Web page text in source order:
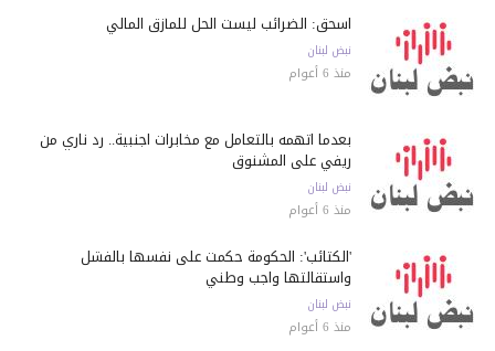
اسحق: الضرائب ليست الحل للمأزق المالي
نبض لبنان
منذ 6 أعوام
بعدما اتهمه بالتعامل مع مخابرات اجنبية.. رد ناري من
ريفي على المشنوق
نبض لبنان
منذ 6 أعوام
'الكتائب': الحكومة حكمت على نفسها بالفشل
واستقالتها واجب وطني
نبض لبنان
منذ 6 أعوام